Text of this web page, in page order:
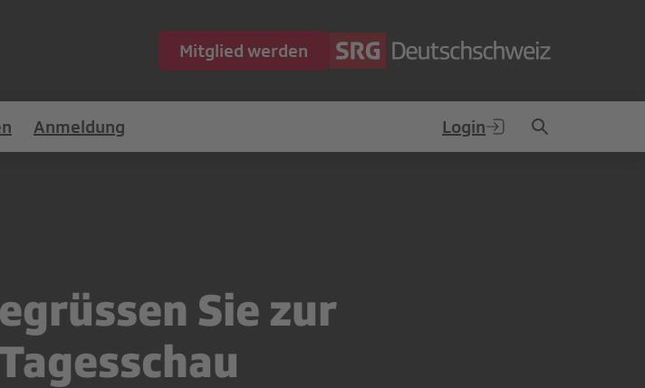
Mitglied werden
Anmeldung Login
Sie zur